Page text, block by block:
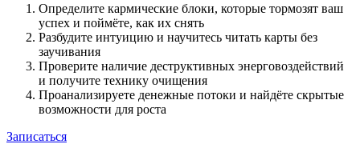
Определите кармические блоки, которые тормозят ваш
успех и поймёте, как их снять
Разбудите интуицию и научитесь читать карты без
заучивания
Проверите наличие деструктивных энерговоздействий
и получите технику очищения
Проанализируете денежные потоки и найдёте скрытые
возможности для роста
Записаться